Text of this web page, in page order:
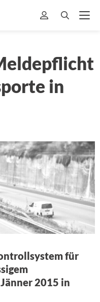
in
für
2015 in